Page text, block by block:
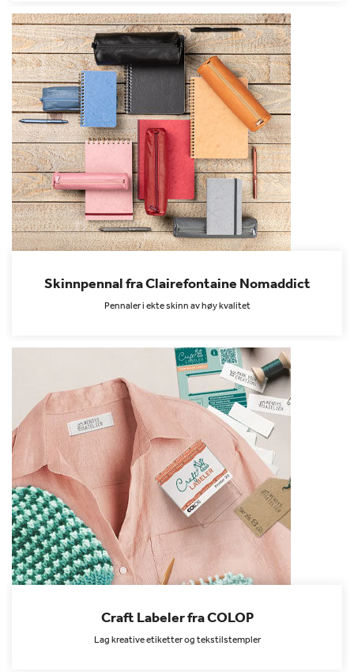
Skinnpennal fra Clairefontaine Nomaddict
Pennaler i ekte skinn av høy kvalitet
Craft Labeler fra COLOP
Lag kreative etiketter og tekstilstempler